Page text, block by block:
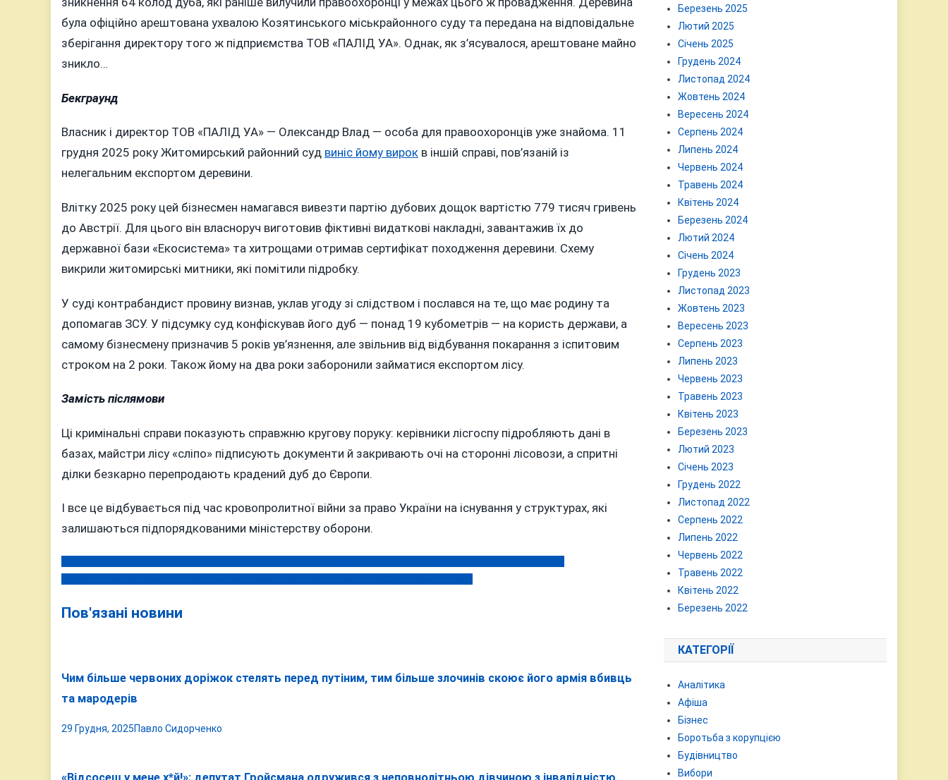
була офіційно арештована ухвалою Козятинського міськрайонного суду та передана на відповідальне
зберігання директору того ж підприємства ТОВ «ПАЛІД УА». Однак, як з’ясувалося, арештоване майно
зникло…
Бекграунд
Власник і директор ТОВ «ПАЛІД УА» — Олександр Влад — особа для правоохоронців уже знайома. 11
грудня 2025 року Житомирський районний суд виніс йому вирок в іншій справі, пов’язаній із
нелегальним експортом деревини.
Влітку 2025 року цей бізнесмен намагався вивезти партію дубових дощок вартістю 779 тисяч гривень
до Австрії. Для цього він власноруч виготовив фіктивні видаткові накладні, завантажив їх до
державної бази «Екосистема» та хитрощами отримав сертифікат походження деревини. Схему
викрили житомирські митники, які помітили підробку.
У суді контрабандист провину визнав, уклав угоду зі слідством і послався на те, що має родину та
допомагав ЗСУ. У підсумку суд конфіскував його дуб — понад 19 кубометрів — на користь держави, а
самому бізнесмену призначив 5 років ув’язнення, але звільнив від відбування покарання з іспитовим
строком на 2 роки. Також йому на два роки заборонили займатися експортом лісу.
Замість післямови
Ці кримінальні справи показують справжню кругову поруку: керівники лісгоспу підробляють дані в
базах, майстри лісу «сліпо» підписують документи й закривають очі на сторонні лісовози, а спритні
ділки безкарно перепродають крадений дуб до Європи.
І все це відбувається під час кровопролитної війни за право України на існування у структурах, які
залишаються підпорядкованими міністерству оборони.
Навігація
Пов'язані новини
Чим більше червоних доріжок стелять перед путіним, тим більше злочинів скоює його армія вбивць
та мародерів
29 Грудня, 2025Павло Сидорченко
Березень 2025
Лютий 2025
Січень 2025
Грудень 2024
Листопад 2024
Жовтень 2024
Вересень 2024
Серпень 2024
Липень 2024
Червень 2024
Травень 2024
Квітень 2024
Березень 2024
Лютий 2024
Січень 2024
Грудень 2023
Листопад 2023
Жовтень 2023
Вересень 2023
Серпень 2023
Липень 2023
Червень 2023
Травень 2023
Квітень 2023
Березень 2023
Лютий 2023
Січень 2023
Грудень 2022
Листопад 2022
Серпень 2022
Липень 2022
Червень 2022
Травень 2022
Квітень 2022
Березень 2022
КАТЕГОРІЇ
Аналітика
Афіша
Бізнес
Боротьба з корупцією
Будівництво
Вибори